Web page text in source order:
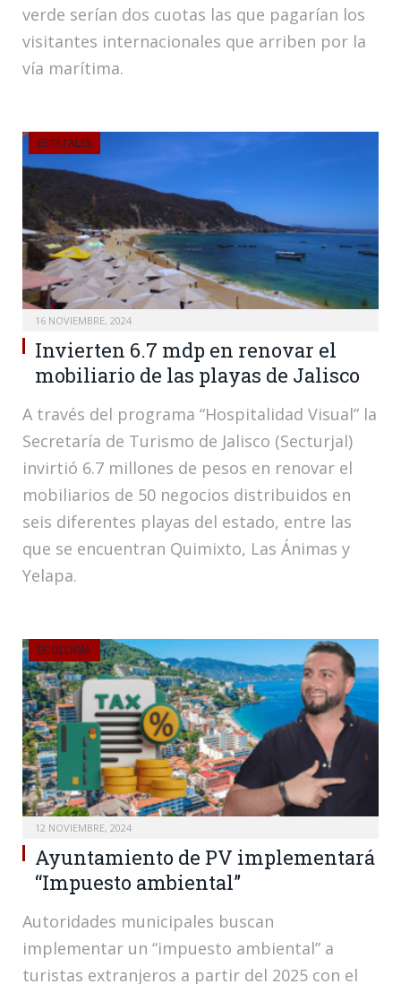
verde serían dos cuotas las que pagarían los
visitantes internacionales que arriben por la
vía marítima.
ESTATALES
16 NOVIEMBRE, 2024
Invierten 6.7 mdp en renovar el
mobiliario de las playas de Jalisco
A través del programa “Hospitalidad Visual” la
Secretaría de Turismo de Jalisco (Secturjal)
invirtió 6.7 millones de pesos en renovar el
mobiliarios de 50 negocios distribuidos en
seis diferentes playas del estado, entre las
que se encuentran Quimixto, Las Ánimas y
Yelapa.
ECOLOGÍA
12 NOVIEMBRE, 2024
Ayuntamiento de PV implementará
“Impuesto ambiental”
Autoridades municipales buscan
implementar un “impuesto ambiental” a
turistas extranjeros a partir del 2025 con el